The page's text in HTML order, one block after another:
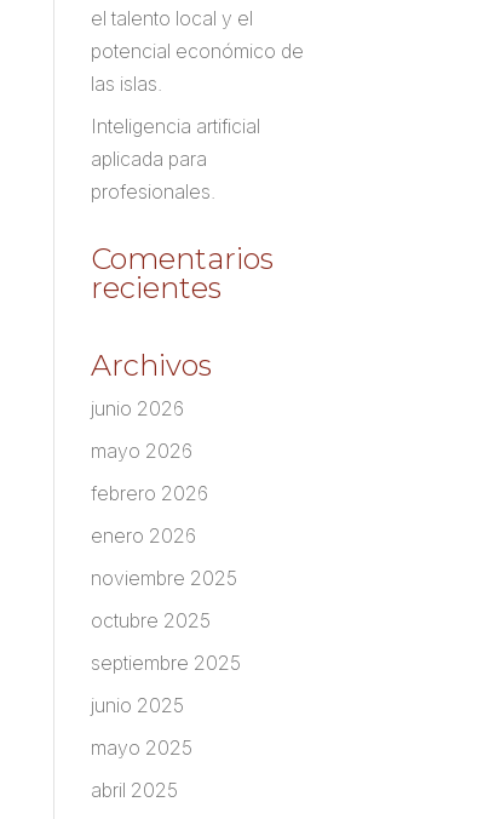
el talento local y el
potencial económico de
las islas.
Inteligencia artificial
aplicada para
profesionales.
Comentarios
recientes
Archivos
junio 2026
mayo 2026
febrero 2026
enero 2026
noviembre 2025
octubre 2025
septiembre 2025
junio 2025
mayo 2025
abril 2025